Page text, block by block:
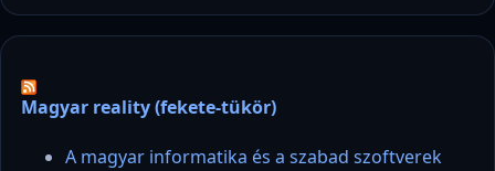
Magyar reality (fekete-tükör)
A magyar informatika és a szabad szoftverek